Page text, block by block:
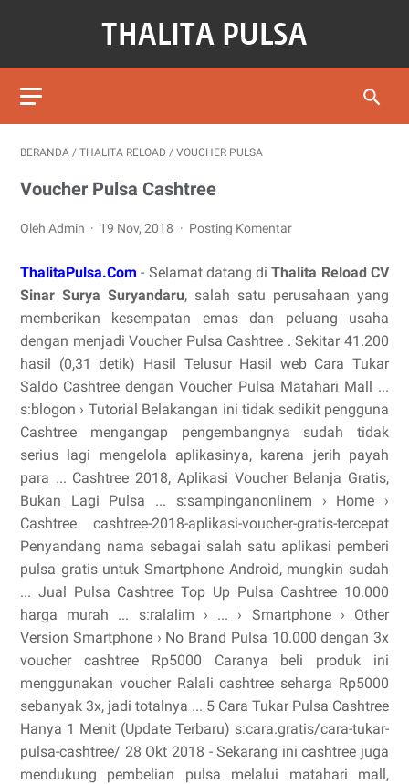
BERANDA / THALITA RELOAD / VOUCHER PULSA
Voucher Pulsa Cashtree
Oleh Admin 19 Nov, 2018 Posting Komentar
ThalitaPulsa.Com - Selamat datang diThalita Reload CV
Sinar Surya Suryandaru, salah satu perusahaan yang
memberikan kesempatan emas dan peluang usaha
dengan menjadi Voucher Pulsa Cashtree . Sekitar 41.200
hasil (0,31 detik) Hasil Telusur Hasil web Cara Tukar
Saldo Cashtree dengan Voucher Pulsa Matahari Mall ...
s:blogon › Tutorial Belakangan ini tidak sedikit pengguna
Cashtree mengangap pengembangnya sudah tidak
serius lagi mengelola aplikasinya, karena jerih payah
para ... Cashtree 2018, Aplikasi Voucher Belanja Gratis,
Bukan Lagi Pulsa ... s:sampinganonlinem › Home ›
Cashtree cashtree-2018-aplikasi-voucher-gratis-tercepat
Penyandang nama sebagai salah satu aplikasi pemberi
pulsa gratis untuk Smartphone Android, mungkin sudah
... Jual Pulsa Cashtree Top Up Pulsa Cashtree 10.000
harga murah ... s:ralalim › ... › Smartphone › Other
Version Smartphone › No Brand Pulsa 10.000 dengan 3x
voucher cashtree Rp5000 Caranya beli produk ini
menggunakan voucher Ralali cashtree seharga Rp5000
sebanyak 3x, jadi totalnya ... 5 Cara Tukar Pulsa Cashtree
Hanya 1 Menit (Update Terbaru) s:cara.gratis/cara-tukar-
pulsa-cashtree/ 28 Okt 2018 - Sekarang ini cashtree juga
mendukung pembelian pulsa melalui matahari mall,